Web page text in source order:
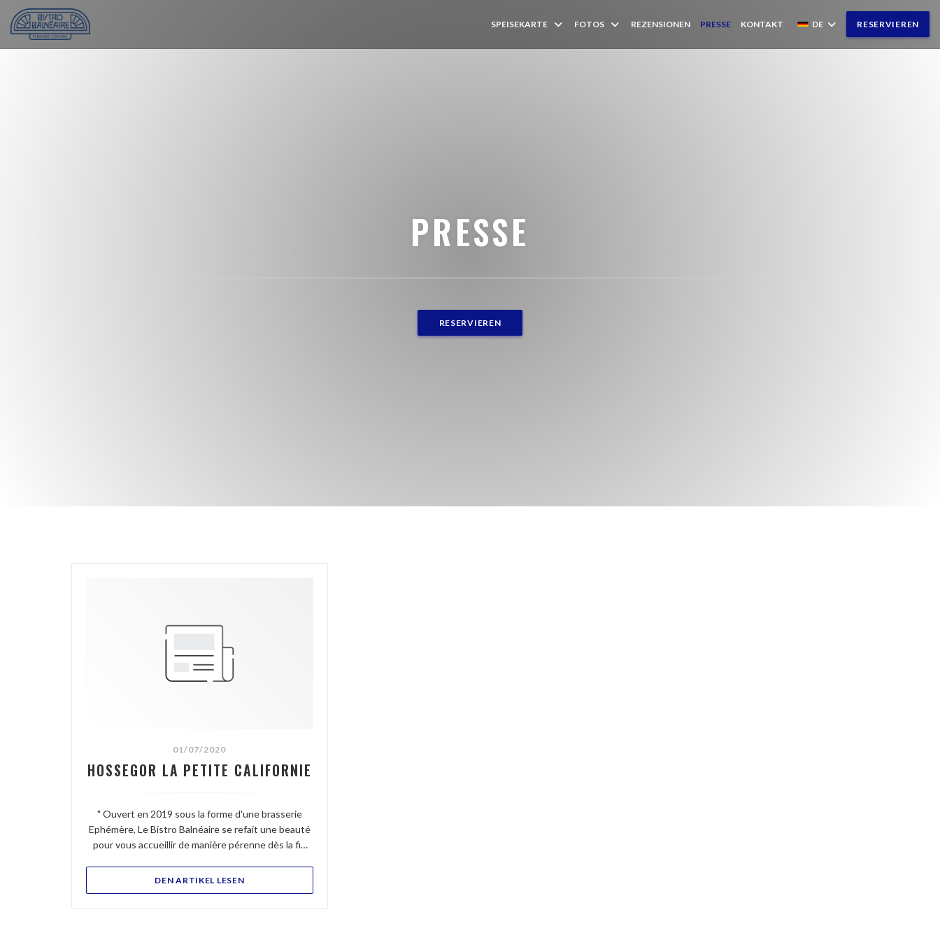
SPEISEKARTE FOTOS REZENSIONEN PRESSE KONTAKT DE RESERVIEREN
PRESSE
RESERVIEREN
01/07/2020
HOSSEGOR LA PETITE CALIFORNIE
" Ouvert en 2019 sous la forme d'une brasserie
Ephémère, Le Bistro Balnéaire se refait une beauté
pour vous accueillir de manière pérenne dès la fin
Basco Landaise, disposera d'une salle à l'étage et
d'une terrasse avec une vue panoramique sur le lac.
DEN ARTIKEL LESEN((ÖFFNET EIN NEUES FENSTER))